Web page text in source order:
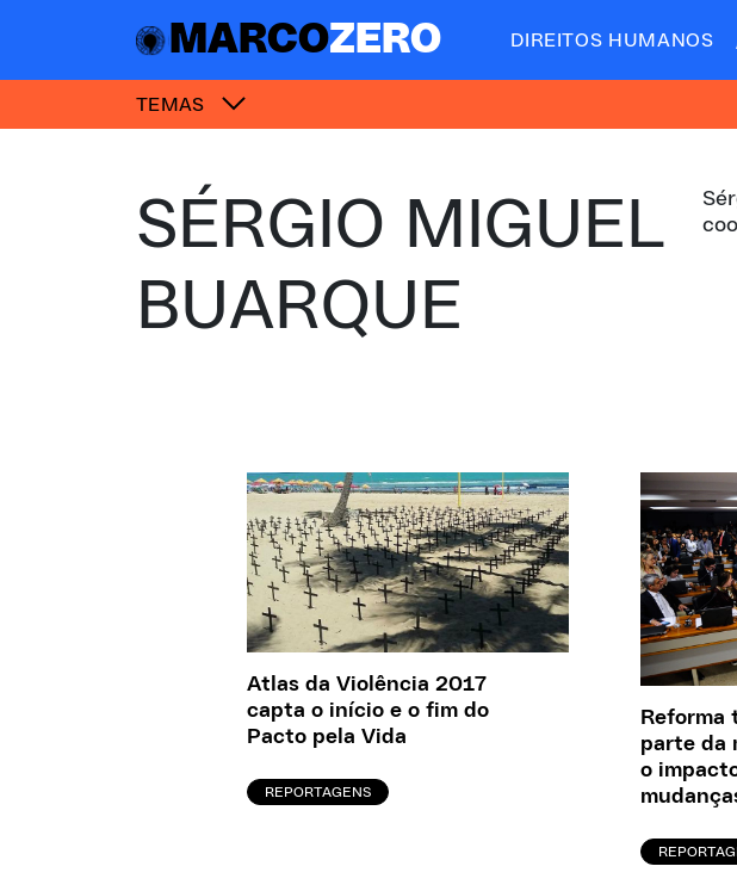
MARCOZERO DIREITOS HUMANOS
TEMAS
SÉRGIO MIGUEL
BUARQUE
Atlas da Violência 2017
capta o início e o fim do
Pacto pela Vida
REPORTAGENS
Reforma
parte da
o